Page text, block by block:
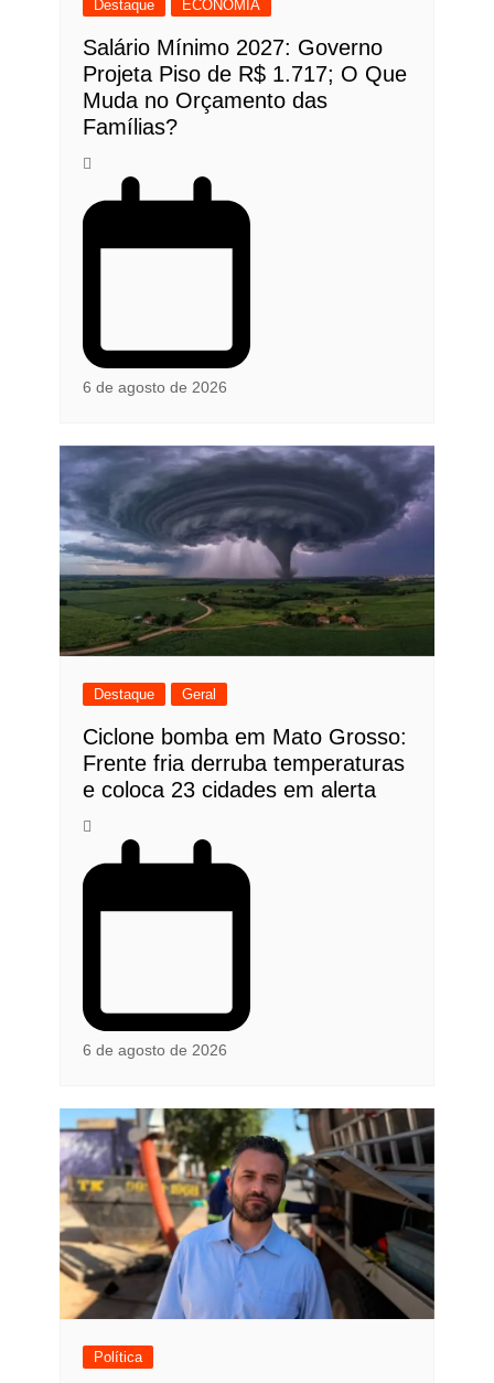
Destaque ECONOMIA
Salário Mínimo 2027: Governo
Projeta Piso de R$ 1.717; O Que
Muda no Orçamento das
Famílias?
6 de agosto de 2026
Destaque Geral
Ciclone bomba em Mato Grosso:
Frente fria derruba temperaturas
e coloca 23 cidades em alerta
6 de agosto de 2026
Política